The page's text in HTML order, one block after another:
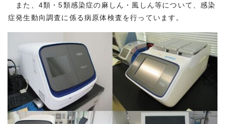
また、4類・5類感染症の麻しん・風しん等について、感染
症発生動向調査に係る病原体検査を行っています。